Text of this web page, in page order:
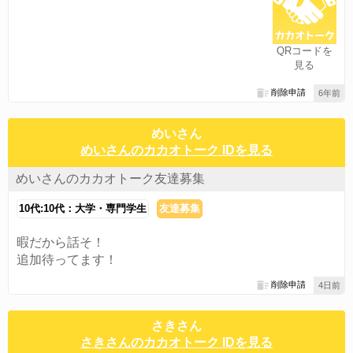
QRコードを
見る
6年前
削除申請
めいさん
めいさんのカカオトーク IDを見る
めいさんのカカオトーク友達募集
10代:10代：大学・専門学生 友達募集
暇だから話そ！
追加待ってます！
4日前
削除申請
さきさん
さきさんのカカオトーク IDを見る